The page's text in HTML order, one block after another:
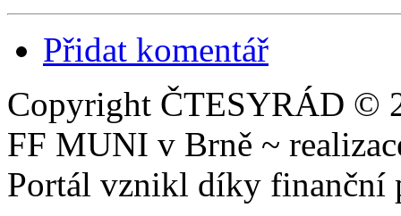
Přidat komentář
Copyright ČTESYRÁD ©
FF MUNI v Brně ~
Portál vznikl díky finanční